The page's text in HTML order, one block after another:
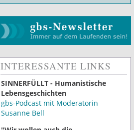
INTERESSANTE LINKS
SINNERFÜLLT - Humanistische
Lebensgeschichten
gbs-Podcast mit Moderatorin
Susanne Bell